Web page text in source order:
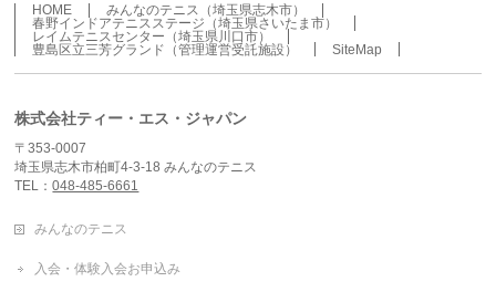
HOME
みんなのテニス（埼玉県志木市）
春野インドアテニスステージ（埼玉県さいたま市）
レイムテニスセンター（埼玉県川口市）
豊島区立三芳グランド（管理運営受託施設）
SiteMap
株式会社ティー・エス・ジャパン
〒353-0007
埼玉県志木市柏町4-3-18 みんなのテニス
TEL：048-485-6661
みんなのテニス
入会・体験入会お申込み